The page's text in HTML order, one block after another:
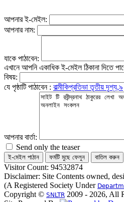
আপনার ই-মেইল:
আপনার নাম:
যাকে পাঠাবেন:
এখানে আপনি একাধিক ই-মেইল ঠিকানা দিতে
বিষয়:
যে পৃষ্ঠাটি পাঠাবেন : বাল্মীকিপ্রতিভা তৃতীয় দৃশ্য,৯
আপনার বার্তা:
Send only the teaser
Visitor Count: 94532874
Disclaimer: Site Contents owned,
(A Registered Society Under
Copyright © SNLTR 2009 - 2026, All